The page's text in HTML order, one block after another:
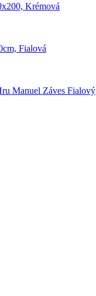
Krémová
Fialová
Manuel Záves Fialový